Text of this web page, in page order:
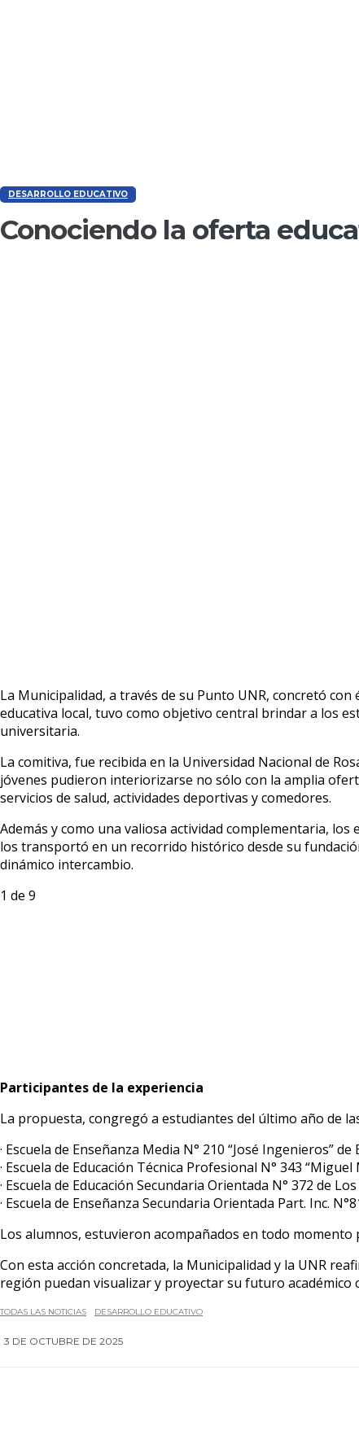
DESARROLLO EDUCATIVO
Conociendo la oferta
La Municipalidad, a través de su Punto UNR, concretó
educativa local, tuvo como objetivo central brindar a los
universitaria.
La comitiva, fue recibida en la Universidad Nacional de
jóvenes pudieron interiorizarse no sólo con la amplia
servicios de salud, actividades deportivas y comedores.
Además y como una valiosa actividad complementaria,
los transportó en un recorrido histórico desde su
dinámico intercambio.
1 de 9
Participantes de la experiencia
La propuesta, congregó a estudiantes del último año de
· Escuela de Enseñanza Media N° 210 “José Ingenieros” de
· Escuela de Educación Técnica Profesional N° 343
· Escuela de Educación Secundaria Orientada N° 372 de
· Escuela de Enseñanza Secundaria Orientada Part. Inc.
Los alumnos, estuvieron acompañados en todo
Con esta acción concretada, la Municipalidad y la UNR
región puedan visualizar y proyectar su futuro académico
TODAS LAS NOTICIAS DESARROLLO EDUCATIVO
3 DE OCTUBRE DE 2025